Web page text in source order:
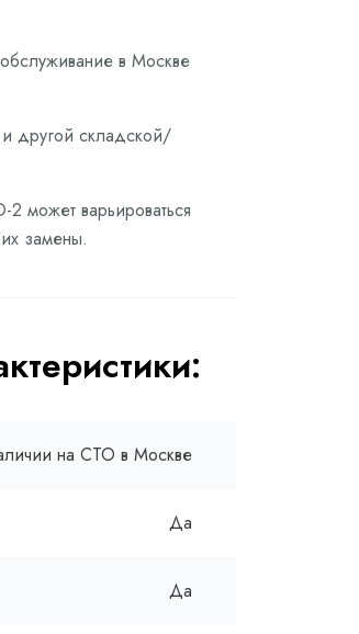
в Москве
и другой складской/
2 может варьироваться
замены.
на СТО в Москве
Да
Да